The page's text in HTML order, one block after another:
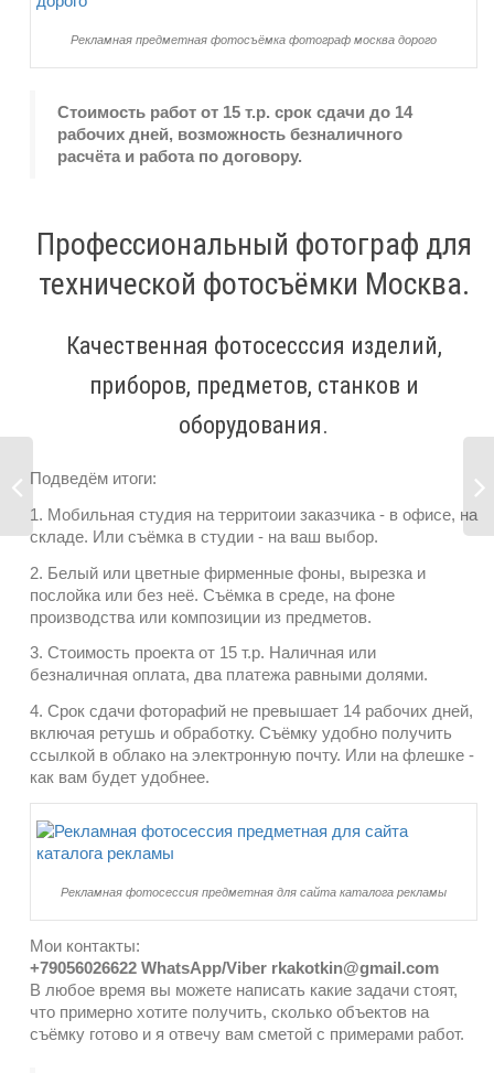
Рекламная предметная фотосъёмка фотограф москва дорого
Стоимость работ от 15 т.р. срок сдачи до 14
рабочих дней, возможность безналичного
расчёта и работа по договору.
Профессиональный фотограф для
технической фотосъёмки Москва.
Качественная фотосесссия изделий,
приборов, предметов, станков и
оборудования.
Подведём итоги:
1. Мобильная студия на территоии заказчика - в офисе, на
складе. Или съёмка в студии - на ваш выбор.
2. Белый или цветные фирменные фоны, вырезка и
послойка или без неё. Съёмка в среде, на фоне
производства или композиции из предметов.
3. Стоимость проекта от 15 т.р. Наличная или
безналичная оплата, два платежа равными долями.
4. Срок сдачи фоторафий не превышает 14 рабочих дней,
включая ретушь и обработку. Съёмку удобно получить
ссылкой в облако на электронную почту. Или на флешке -
как вам будет удобнее.
Рекламная фотосессия предметная для сайта каталога рекламы
Мои контакты:
+79056026622 WhatsApp/Viber rkakotkin@gmail.com
В любое время вы можете написать какие задачи стоят,
что примерно хотите получить, сколько объектов на
съёмку готово и я отвечу вам сметой с примерами работ.